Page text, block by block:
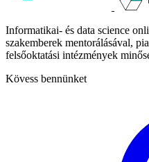
Informatikai- és data science
szakemberek mentorálásával,
felsőoktatási intézmények
Kövess bennünket